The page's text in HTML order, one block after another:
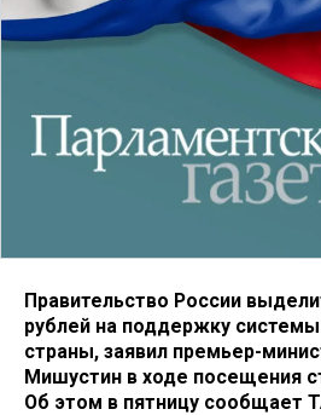
Правительство России
рублей на поддержку
страны, заявил премьер-
Мишустин в ходе посещения
Об этом в пятницу сообщает